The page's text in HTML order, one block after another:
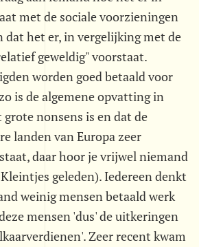
met de sociale voorzieningen
dat het er, in vergelijking met de
geweldig" voorstaat.
worden goed betaald voor
is de algemene opvatting in
nonsens is en dat de
landen van Europa zeer
daar hoor je vrijwel niemand
geleden). Iedereen denkt
weinig mensen betaald werk
mensen 'dus' de uitkeringen
Zeer recent kwam